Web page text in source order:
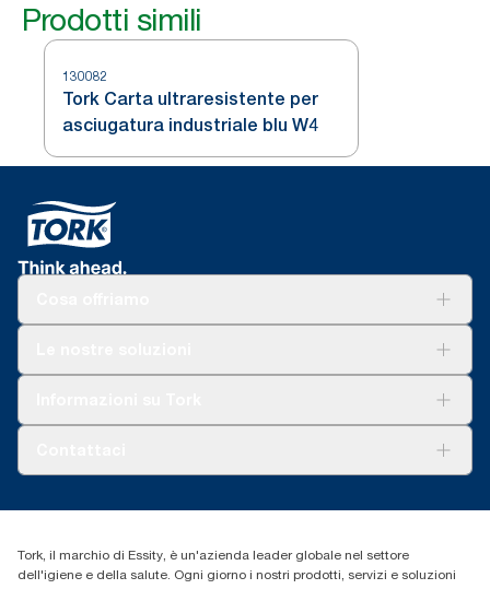
Prodotti simili
130082
Tork Carta ultraresistente per
asciugatura industriale blu W4
+39 0331 443896
Tork, il marchio di Essity, è un'azienda leader globale nel settore
dell'igiene e della salute. Ogni giorno i nostri prodotti, servizi e soluzioni